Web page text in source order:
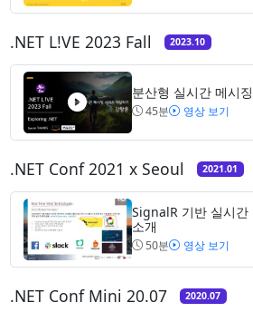
.NET L!VE 2023 Fall 2023.10
분산형 실시간 메시
45분 영상 보기
.NET Conf 2021 x Seoul 2021.01
SignalR 기반 실시간
소개
50분 영상 보기
.NET Conf Mini 20.07 2020.07